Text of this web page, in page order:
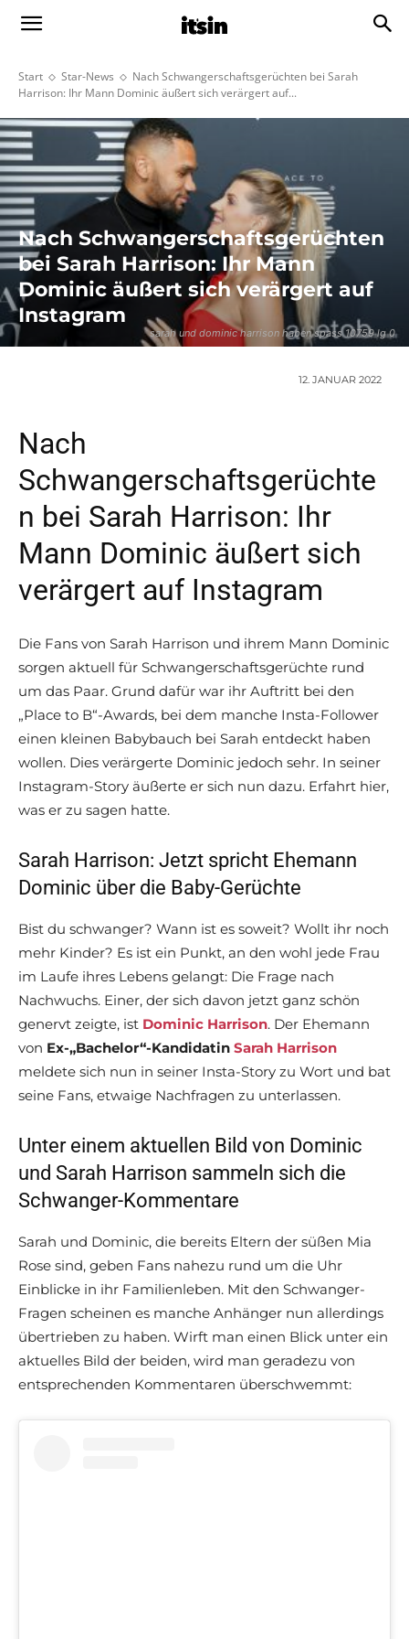
Start Star-News
Nach Schwangerschaftsgerüchten bei Sarah
Harrison: Ihr Mann Dominic äußert sich verärgert auf...
sarah und dominic harrison haben spass 10759 lg 0
Nach Schwangerschaftsgerüchten
bei Sarah Harrison: Ihr Mann
Dominic äußert sich verärgert auf
Instagram
12. JANUAR 2022
Nach
Schwangerschaftsgerüchte
n bei Sarah Harrison: Ihr
Mann Dominic äußert sich
verärgert auf Instagram
Die Fans von Sarah Harrison und ihrem Mann Dominic
sorgen aktuell für Schwangerschaftsgerüchte rund
um das Paar. Grund dafür war ihr Auftritt bei den
„Place to B“-Awards, bei dem manche Insta-Follower
einen kleinen Babybauch bei Sarah entdeckt haben
wollen. Dies verärgerte Dominic jedoch sehr. In seiner
Instagram-Story äußerte er sich nun dazu. Erfahrt hier,
was er zu sagen hatte.
Sarah Harrison: Jetzt spricht Ehemann
Dominic über die Baby-Gerüchte
Bist du schwanger? Wann ist es soweit? Wollt ihr noch
mehr Kinder? Es ist ein Punkt, an den wohl jede Frau
im Laufe ihres Lebens gelangt: Die Frage nach
Nachwuchs. Einer, der sich davon jetzt ganz schön
genervt zeigte, ist Dominic Harrison. Der Ehemann
von Ex-„Bachelor“-Kandidatin Sarah Harrison
meldete sich nun in seiner Insta-Story zu Wort und bat
seine Fans, etwaige Nachfragen zu unterlassen.
Unter einem aktuellen Bild von Dominic
und Sarah Harrison sammeln sich die
Schwanger-Kommentare
Sarah und Dominic, die bereits Eltern der süßen Mia
Rose sind, geben Fans nahezu rund um die Uhr
Einblicke in ihr Familienleben. Mit den Schwanger-
Fragen scheinen es manche Anhänger nun allerdings
übertrieben zu haben. Wirft man einen Blick unter ein
aktuelles Bild der beiden, wird man geradezu von
entsprechenden Kommentaren überschwemmt: